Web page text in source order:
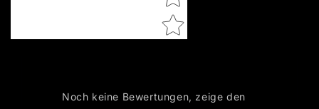
Noch keine Bewertungen, zeige den